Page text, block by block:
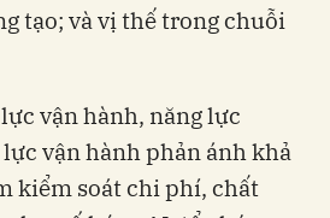
tạo; và vị thế trong chuỗi
vận hành, năng lực
vận hành phản ánh khả
kiểm soát chi phí, chất